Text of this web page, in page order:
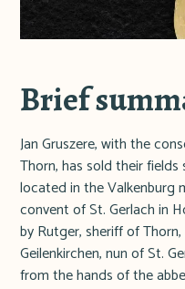
Brief
Jan Gruszere, with the
Thorn, has sold their
located in the Valkenburg
convent of St. Gerlach in
by Rutger, sheriff of
Geilenkirchen, nun of St.
from the hands of the